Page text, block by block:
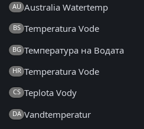
AU Australia Watertemp
BS Temperatura Vode
BG Температура на Водата
HR Temperatura Vode
CS Teplota Vody
DA Vandtemperatur